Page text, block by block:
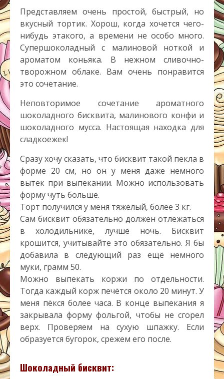
Представляем очень простой, быстрый, но
вкусный тортик. Хорош, когда хочется чего-
нибудь этакого, а времени не особо много.
Супершоколадный с малиновой ноткой и
ароматом коньяка. В нежном сливочно-
творожном облаке. Вам очень понравится
это сочетание.
Неповторимое сочетание ароматного
шоколадного бисквита, малинового конфи и
шоколадного мусса. Настоящая находка для
сладкоежек!
Сразу хочу сказать, что бисквит такой пекла в
форме 20 см, но он у меня даже немного
вытек при выпекании. Можно использовать
форму чуть больше.
Торт получился у меня тяжёлый, более 3 кг.
Сам бисквит обязательно должен отлежаться
в холодильнике, лучше ночь. Бисквит
крошится, учитывайте это обязательно. Я бы
добавила в следующий раз ещё немного
муки, грамм 50.
Можно выпекать коржи по отдельности.
Тогда каждый корж печётся около 20 минут. У
меня пёкся более часа. В конце выпекания я
закрывала форму фольгой, чтобы не сгорел
верх. Проверяем на сухую шпажку. Если
образуется бугорок, срежем его после.
Шоколадный бисквит: